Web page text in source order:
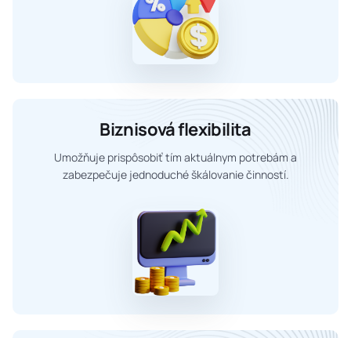
Biznisová flexibilita
Umožňuje prispôsobiť tím aktuálnym potrebám a
zabezpečuje jednoduché škálovanie činností.